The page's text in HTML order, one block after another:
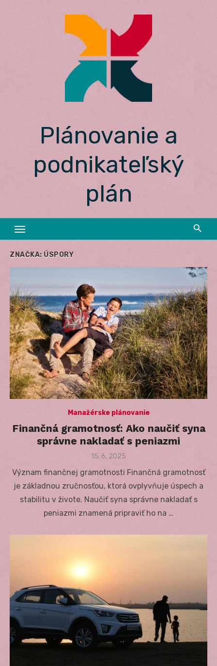
Plánovanie a
podnikateľský
plán
ZNAČKA: ÚSPORY
Manažérske plánovanie
Finančná gramotnosť: Ako naučiť syna
správne nakladať s peniazmi
Posted
15. 6. 2025
Význam finančnej gramotnosti Finančná gramotnosť
je základnou zručnosťou, ktorá ovplyvňuje úspech a
stabilitu v živote. Naučiť syna správne nakladať s
peniazmi znamená pripraviť ho na …